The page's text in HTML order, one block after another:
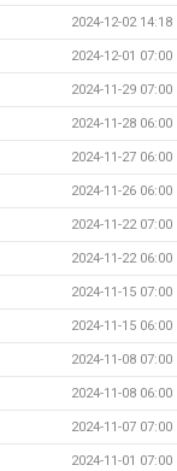
2024-12-02 14:18
2024-12-01 07:00
2024-11-29 07:00
2024-11-28 06:00
2024-11-27 06:00
2024-11-26 06:00
2024-11-22 07:00
2024-11-22 06:00
2024-11-15 07:00
2024-11-15 06:00
2024-11-08 07:00
2024-11-08 06:00
2024-11-07 07:00
2024-11-01 07:00